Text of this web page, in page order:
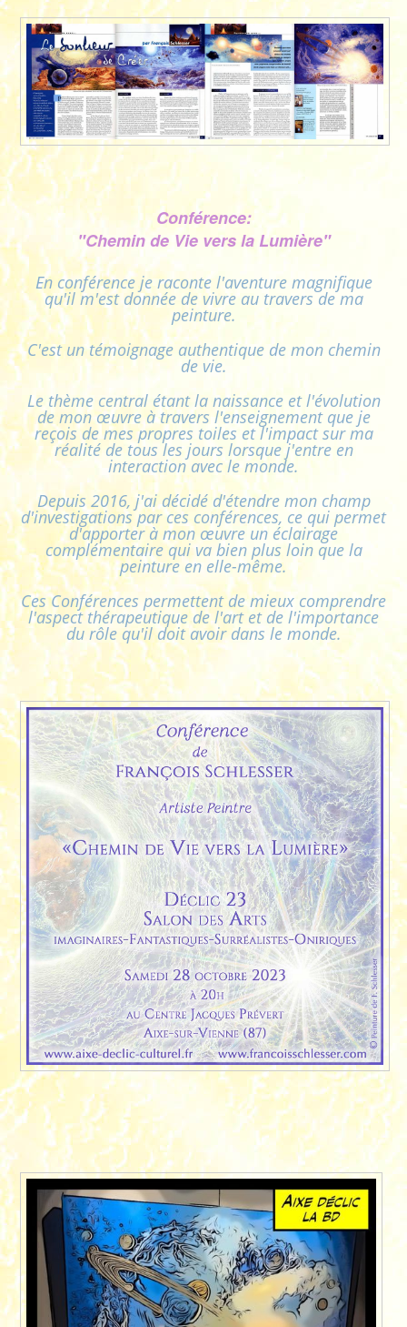
Conférence:
"Chemin de Vie vers la Lumière"
En conférence je raconte l'aventure magnifique
qu'il m'est donnée de vivre au travers de ma
peinture.
C'est un témoignage authentique de mon chemin
de vie.
Le thème central étant la naissance et l'évolution
de mon œuvre à travers l'enseignement que je
reçois de mes propres toiles et l'impact sur ma
réalité de tous les jours lorsque j'entre en
interaction avec le monde.
Depuis 2016, j'ai décidé d'étendre mon champ
d'investigations par ces conférences, ce qui permet
d'apporter à mon œuvre un éclairage
complémentaire qui va bien plus loin que la
peinture en elle-même.
Ces Conférences permettent de mieux comprendre
l'aspect thérapeutique de l'art et de l'importance
du rôle qu'il doit avoir dans le monde.